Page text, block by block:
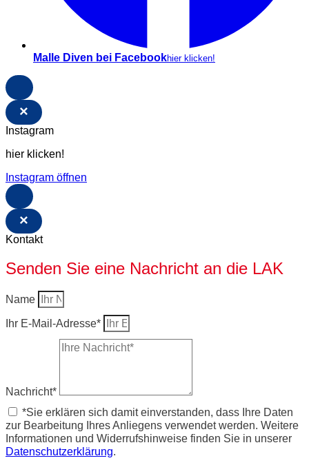
Malle Diven bei Facebookhier klicken!
×
Instagram
hier klicken!
Instagram öffnen
×
Kontakt
Senden Sie eine Nachricht an die LAK
Name
Ihr E-Mail-Adresse*
Nachricht*
*Sie erklären sich damit einverstanden, dass Ihre Daten
zur Bearbeitung Ihres Anliegens verwendet werden. Weitere
Informationen und Widerrufshinweise finden Sie in unserer
Datenschutzerklärung.